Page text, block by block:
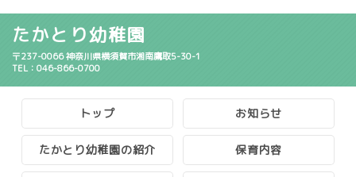
たかとり幼稚園
〒237-0066 神奈川県横須賀市湘南鷹取5-30-1
TEL：046-866-0700
トップ お知らせ
たかとり幼稚園の紹介 保育内容